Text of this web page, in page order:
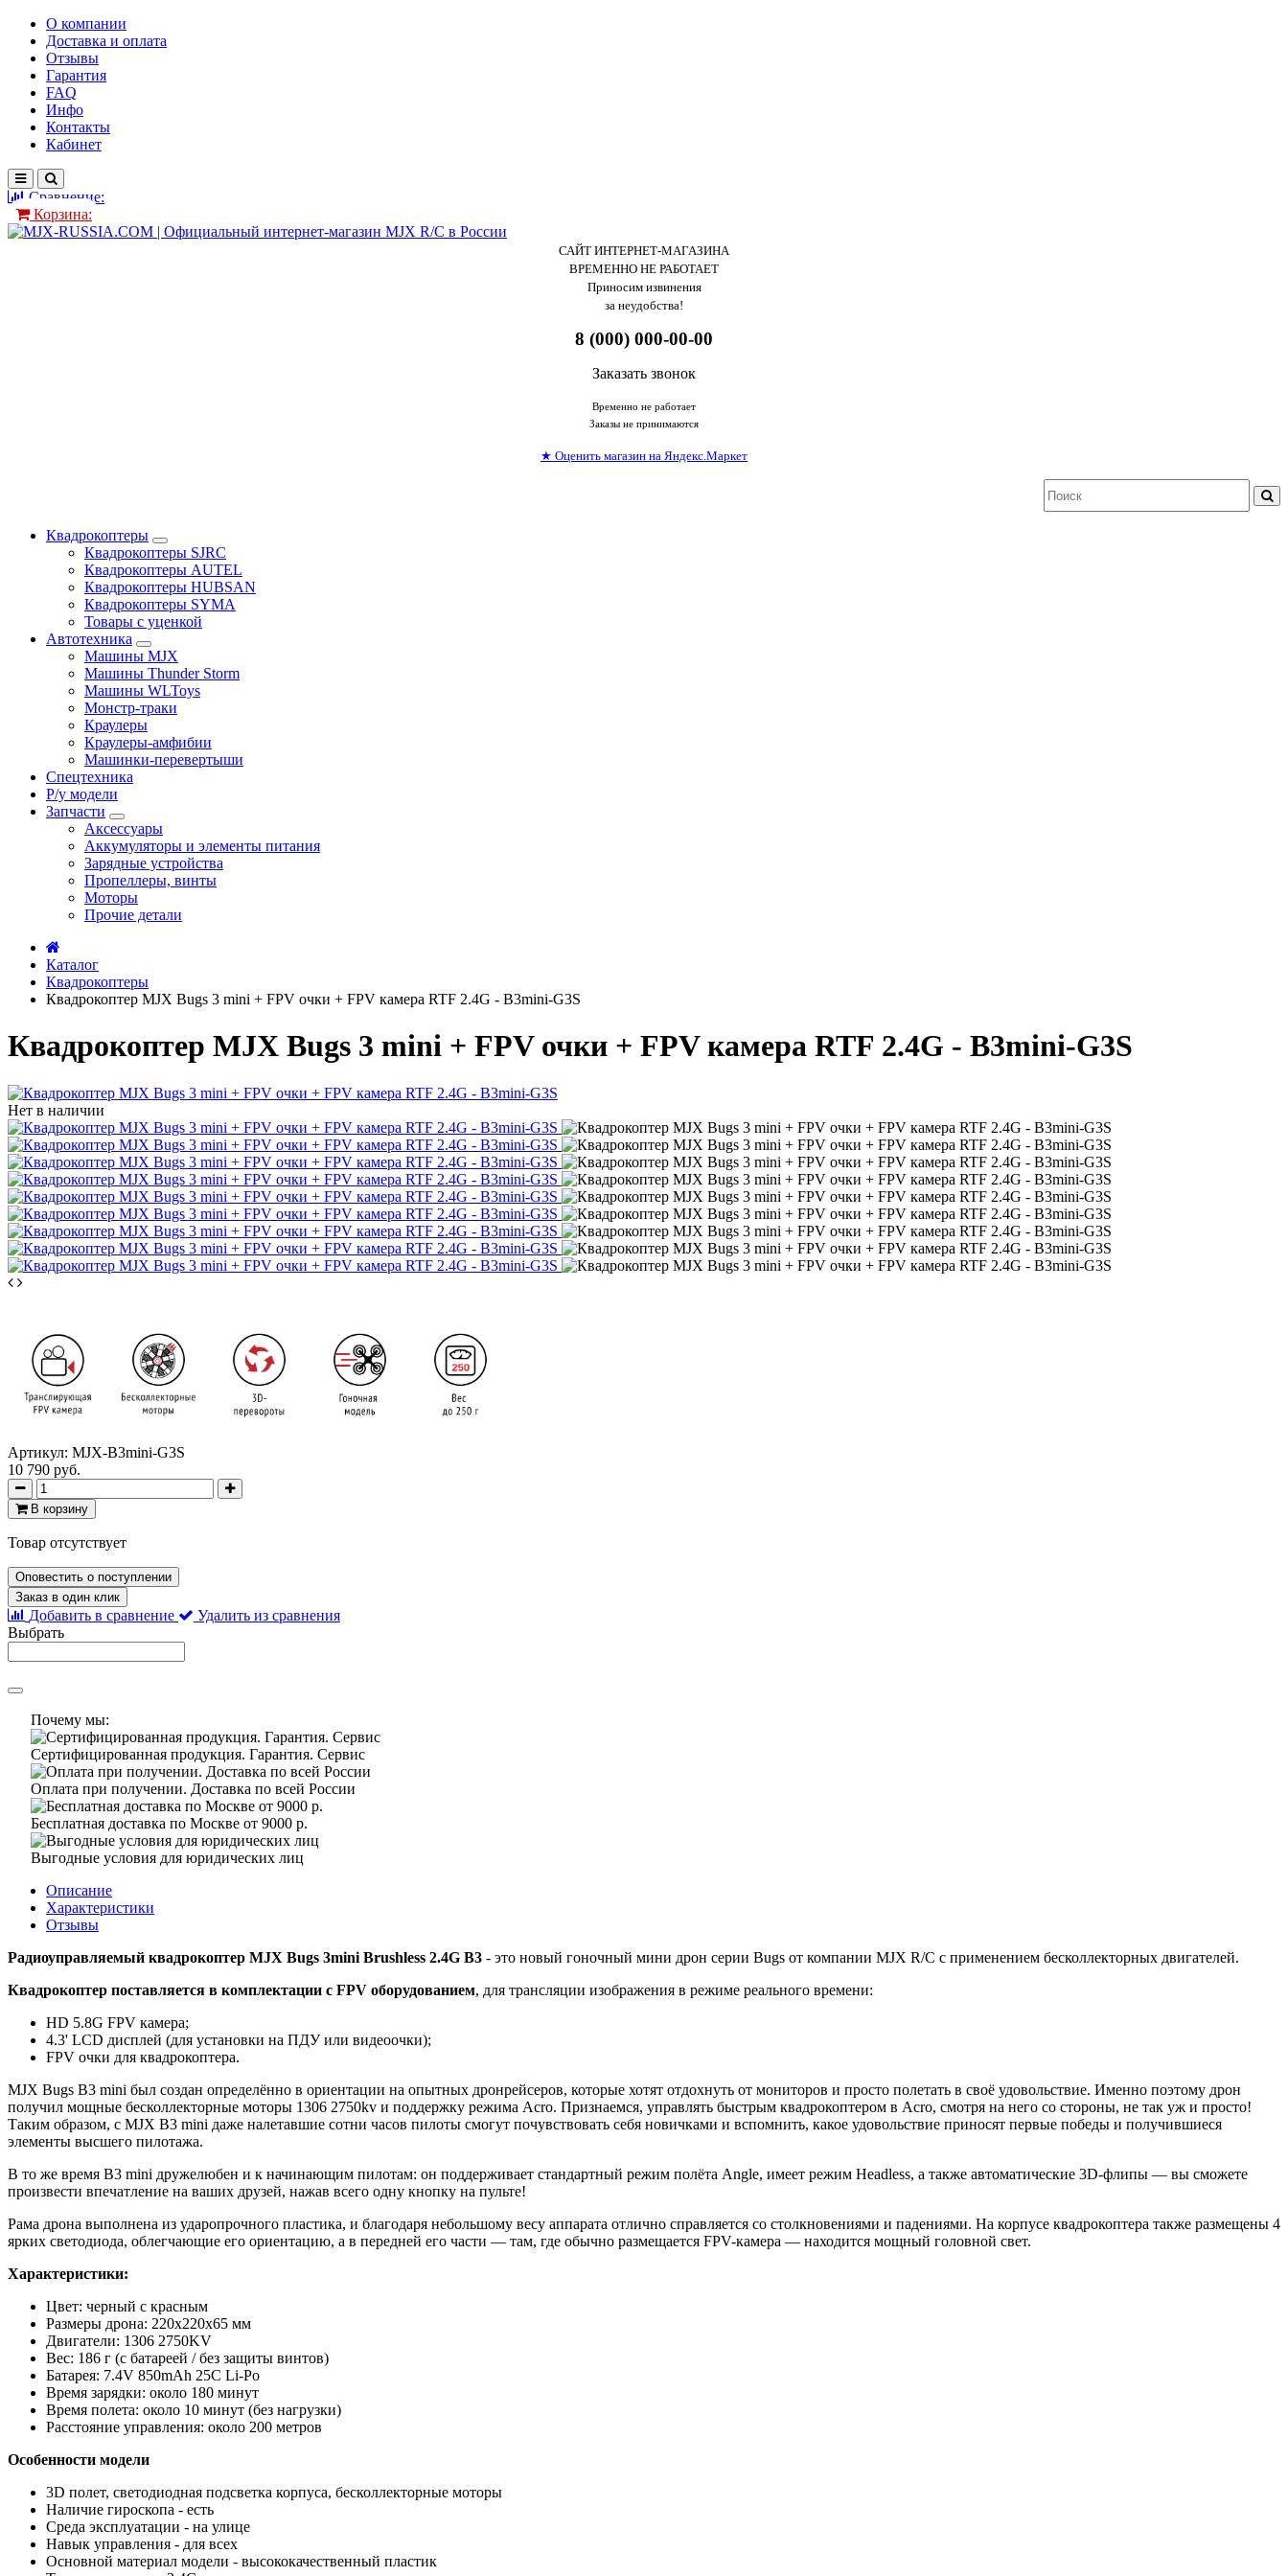
О компании
Доставка и оплата
Отзывы
Гарантия
FAQ
Инфо
Контакты
Кабинет
Сравнение:
Корзина:
САЙТ ИНТЕРНЕТ-МАГАЗИНА
ВРЕМЕННО НЕ РАБОТАЕТ
Приносим извинения
за неудобства!
8 (000) 000-00-00
Заказать звонок
Временно не работает
Заказы не принимаются
★ Оценить магазин на Яндекс.Маркет
Квадрокоптеры
Квадрокоптеры SJRC
Квадрокоптеры AUTEL
Квадрокоптеры HUBSAN
Квадрокоптеры SYMA
Товары с уценкой
Автотехника
Машины MJX
Машины Thunder Storm
Машины WLToys
Монстр-траки
Краулеры
Краулеры-амфибии
Машинки-перевертыши
Спецтехника
Р/у модели
Запчасти
Аксессуары
Аккумуляторы и элементы питания
Зарядные устройства
Пропеллеры, винты
Моторы
Прочие детали
Каталог
Квадрокоптеры
Квадрокоптер MJX Bugs 3 mini + FPV очки + FPV камера RTF 2.4G - B3mini-G3S
Квадрокоптер MJX Bugs 3 mini + FPV очки + FPV камера RTF 2.4G - B3mini-G3S
Нет в наличии
Артикул: MJX-B3mini-G3S
10 790 руб.
В корзину
Товар отсутствует
Оповестить о поступлении
Заказ в один клик
Добавить в сравнение
Удалить из сравнения
Выбрать
Почему мы:
Сертифицированная продукция. Гарантия. Сервис
Оплата при получении. Доставка по всей России
Бесплатная доставка по Москве от 9000 р.
Выгодные условия для юридических лиц
Описание
Характеристики
Отзывы
Радиоуправляемый квадрокоптер MJX Bugs 3mini Brushless 2.4G B3 - это новый гоночный мини дрон серии Bugs от компании MJX R/C с применением бесколлекторных двигателей.
Квадрокоптер поставляется в комплектации с FPV оборудованием, для трансляции изображения в режиме реального времени:
HD 5.8G FPV камера;
4.3' LCD дисплей (для установки на ПДУ или видеоочки);
FPV очки для квадрокоптера.
MJX Bugs B3 mini был создан определённо в ориентации на опытных дронрейсеров, которые хотят отдохнуть от мониторов и просто полетать в своё удовольствие. Именно поэтому дрон
получил мощные бесколлекторные моторы 1306 2750kv и поддержку режима Acro. Признаемся, управлять быстрым квадрокоптером в Acro, смотря на него со стороны, не так уж и просто!
Таким образом, с MJX B3 mini даже налетавшие сотни часов пилоты смогут почувствовать себя новичками и вспомнить, какое удовольствие приносят первые победы и получившиеся
элементы высшего пилотажа.
В то же время B3 mini дружелюбен и к начинающим пилотам: он поддерживает стандартный режим полёта Angle, имеет режим Headless, а также автоматические 3D-флипы — вы сможете
произвести впечатление на ваших друзей, нажав всего одну кнопку на пульте!
Рама дрона выполнена из ударопрочного пластика, и благодаря небольшому весу аппарата отлично справляется со столкновениями и падениями. На корпусе квадрокоптера также размещены 4
ярких светодиода, облегчающие его ориентацию, а в передней его части — там, где обычно размещается FPV-камера — находится мощный головной свет.
Характеристики:
Цвет: черный с красным
Размеры дрона: 220х220х65 мм
Двигатели: 1306 2750KV
Вес: 186 г (с батареей / без защиты винтов)
Батарея: 7.4V 850mAh 25C Li-Po
Время зарядки: около 180 минут
Время полета: около 10 минут (без нагрузки)
Расстояние управления: около 200 метров
Особенности модели
3D полет, светодиодная подсветка корпуса, бесколлекторные моторы
Наличие гироскопа - есть
Среда эксплуатации - на улице
Навык управления - для всех
Основной материал модели - высококачественный пластик